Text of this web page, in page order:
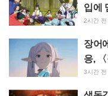
입에
삽입
캐
2시간 전
장어
응,
라니
3시간 전